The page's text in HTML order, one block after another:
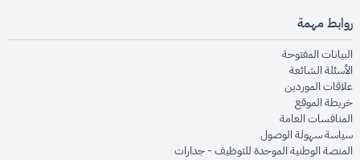
روابط مهمة
البيانات المفتوحةopens in new window
الأسئلة الشائعةopens in new window
علاقات الموردينopens in new window
خريطة الموقعopens in new window
المنافسات العامةopens in new window
سياسة سهولة الوصولopens in new window
المنصة الوطنية الموحدة للتوظيف - جداراتopens in new window